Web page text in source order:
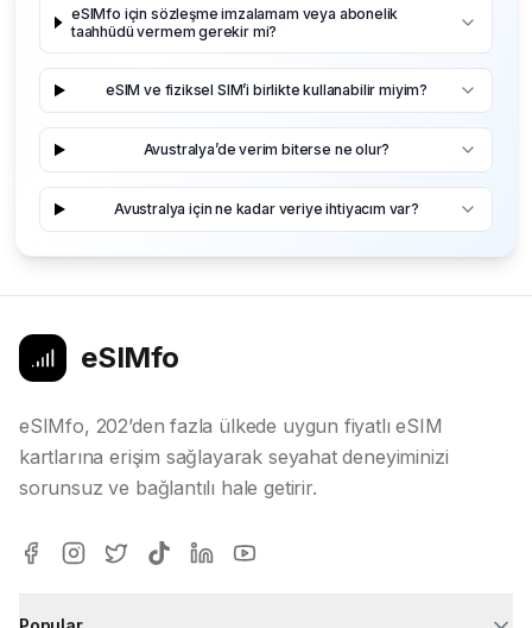
eSIMfo için sözleşme imzalamam veya abonelik
taahhüdü vermem gerekir mi?
eSIM ve fiziksel SIM’i birlikte kullanabilir miyim?
Avustralya’de verim biterse ne olur?
Avustralya için ne kadar veriye ihtiyacım var?
eSIMfo
eSIMfo, 202’den fazla ülkede uygun fiyatlı eSIM
kartlarına erişim sağlayarak seyahat deneyiminizi
sorunsuz ve bağlantılı hale getirir.